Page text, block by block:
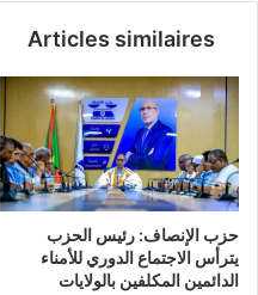
Articles similaires
حزب الإنصاف: رئيس الحزب
يترأس الاجتماع الدوري للأمناء
الدائمين المكلفين بالولايات